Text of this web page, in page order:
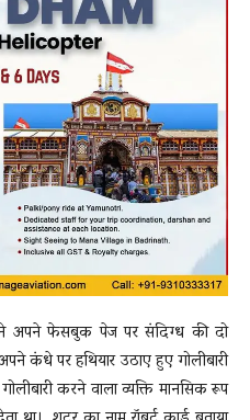
ने अपने फेसबुक पेज पर संदिग्ध की दो
कंधे पर हथियार उठाए हुए गोलीबारी
करने वाला व्यक्ति मानसिक रूप